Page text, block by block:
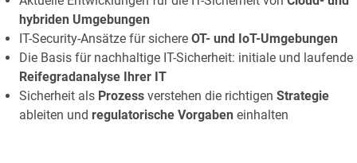
hybriden Umgebungen
IT-Security-Ansätze für sichere OT- und IoT-Umgebungen
Die Basis für nachhaltige IT-Sicherheit: initiale und laufende
Reifegradanalyse Ihrer IT
Sicherheit als Prozess verstehen die richtigen Strategie
ableiten und regulatorische Vorgaben einhalten